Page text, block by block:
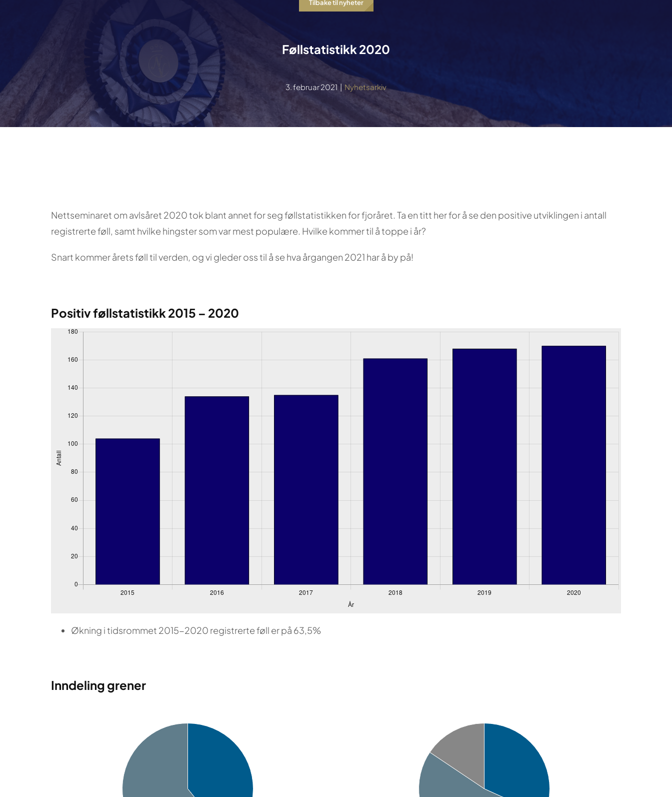
Tilbake til nyheter
Føllstatistikk 2020
3. februar 2021 | Nyhetsarkiv
Nettseminaret om avlsåret 2020 tok blant annet for seg føllstatistikken for fjoråret. Ta en titt her for å se den positive utviklingen i antall
registrerte føll, samt hvilke hingster som var mest populære. Hvilke kommer til å toppe i år?
Snart kommer årets føll til verden, og vi gleder oss til å se hva årgangen 2021 har å by på!
Positiv føllstatistikk 2015 – 2020
Økning i tidsrommet 2015-2020 registrerte føll er på 63,5%
Inndeling grener